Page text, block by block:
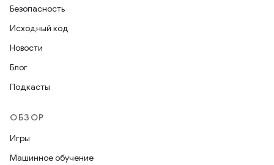
Безопасность
Исходный код
Новости
Блог
Подкасты
ОБЗОР
Игры
Машинное обучение